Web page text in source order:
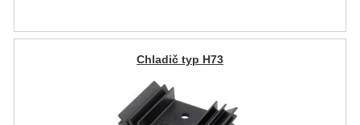
Chladič typ H73